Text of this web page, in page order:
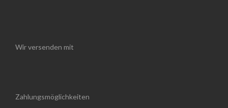
Wir versenden mit
Zahlungsmöglichkeiten